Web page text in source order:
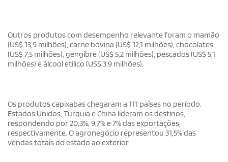
Outros produtos com desempenho relevante foram o mamão
(US$ 13,9 milhões), carne bovina (US$ 12,1 milhões), chocolates
(US$ 7,5 milhões), gengibre (US$ 5,2 milhões), pescados (US$ 5,1
milhões) e álcool etílico (US$ 3,9 milhões).
Os produtos capixabas chegaram a 111 países no período.
Estados Unidos, Turquia e China lideram os destinos,
respondendo por 20,3%, 9,7% e 7% das exportações,
respectivamente. O agronegócio representou 31,5% das
vendas totais do estado ao exterior.